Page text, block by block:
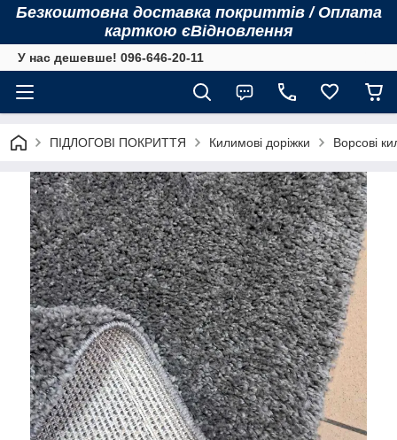
Безкоштовна доставка покриттів / Оплата
карткою єВідновлення
У нас дешевше! 096-646-20-11
ПІДЛОГОВІ ПОКРИТТЯ Килимові доріжки Ворсові